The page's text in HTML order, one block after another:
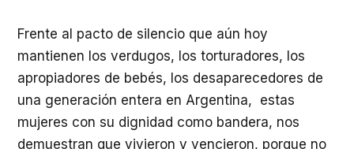
Frente al pacto de silencio que aún hoy
mantienen los verdugos, los torturadores, los
apropiadores de bebés, los desaparecedores de
una generación entera en Argentina, estas
mujeres con su dignidad como bandera, nos
demuestran que vivieron y vencieron, porque no